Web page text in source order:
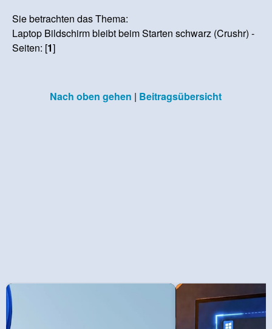
Sie betrachten das Thema:
Laptop Bildschirm bleibt beim Starten schwarz (Crushr) -
Seiten: [1]
Nach oben gehen | Beitragsübersicht